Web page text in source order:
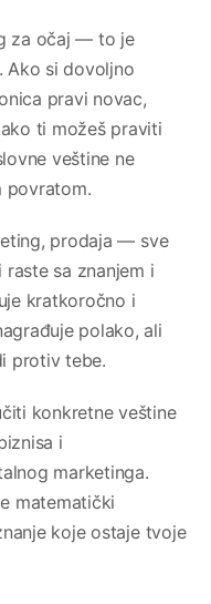
za očaj — to je
Ako si dovoljno
pravi novac,
ti možeš praviti
veštine ne
povratom.
prodaja — sve
sa znanjem i
kratkoročno i
polako, ali
protiv tebe.
konkretne veštine
i
marketinga.
matematički
koje ostaje tvoje